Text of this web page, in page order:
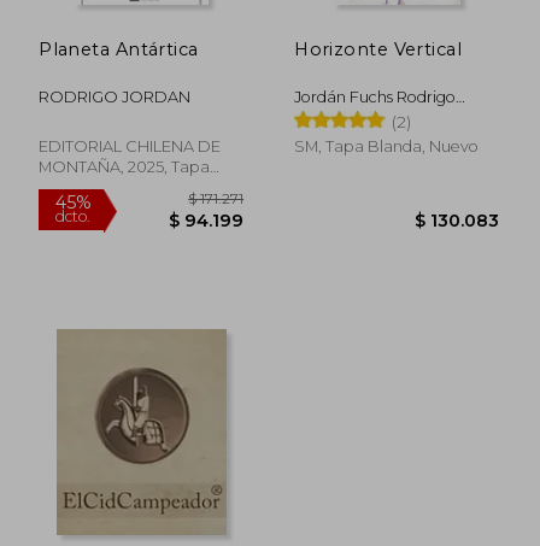
Planeta Antártica
RODRIGO JORDAN
EDITORIAL CHILENA DE
MONTAÑA, 2025, Tapa
Blanda, Nuevo
45%
$ 94.199
Horizonte Vertical
Jordán Fuchs Rodrigo
Hernánsimonetti Ugarte
Marcelo Ernesto
(2)
SM, Tapa Blanda, Nuevo